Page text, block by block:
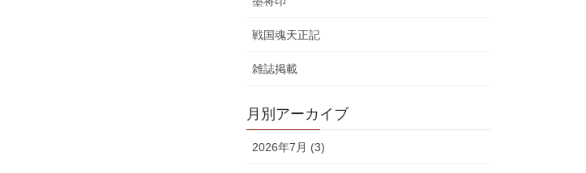
戦国魂天正記
雑誌掲載
月別アーカイブ
2026年7月 (3)